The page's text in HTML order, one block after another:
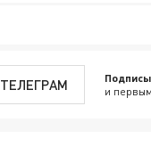
ТЕЛЕГРАМ и